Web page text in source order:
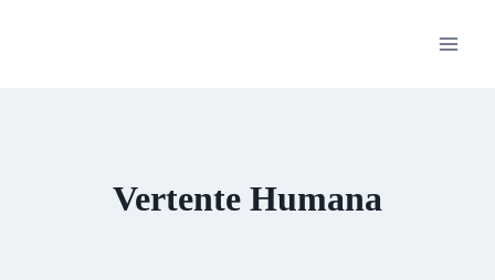
Vertente Humana